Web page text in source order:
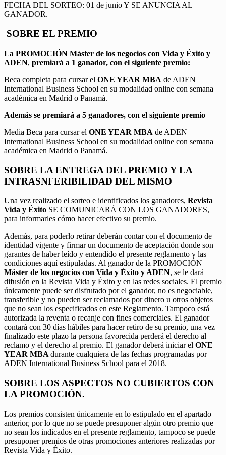
FECHA DEL SORTEO: 01 de junio Y SE ANUNCIA AL
GANADOR.
SOBRE EL PREMIO
La PROMOCIÓN Máster de los negocios con Vida y Éxito y
ADEN, premiará a 1 ganador, con el siguiente premio:
Beca completa para cursar el ONE YEAR MBA de ADEN
International Business School en su modalidad online con semana
académica en Madrid o Panamá.
Además se premiará a 5 ganadores, con el siguiente premio
Media Beca para cursar el ONE YEAR MBA de ADEN
International Business School en su modalidad online con semana
académica en Madrid o Panamá.
SOBRE LA ENTREGA DEL PREMIO Y LA
INTRASNFERIBILIDAD DEL MISMO
Una vez realizado el sorteo e identificados los ganadores, Revista
Vida y Éxito SE COMUNICARÁ CON LOS GANADORES,
para informarles cómo hacer efectivo su premio.
Además, para poderlo retirar deberán contar con el documento de
identidad vigente y firmar un documento de aceptación donde son
garantes de haber leído y entendido el presente reglamento y las
condiciones aquí estipuladas. Al ganador de la PROMOCIÓN
Máster de los negocios con Vida y Éxito y ADEN, se le dará
difusión en la Revista Vida y Éxito y en las redes sociales. El premio
únicamente puede ser disfrutado por el ganador, no es negociable,
transferible y no pueden ser reclamados por dinero u otros objetos
que no sean los especificados en este Reglamento. Tampoco está
autorizada la reventa o recanje con fines comerciales. El ganador
contará con 30 días hábiles para hacer retiro de su premio, una vez
finalizado este plazo la persona favorecida perderá el derecho al
reclamo y el derecho al premio. El ganador deberá iniciar el ONE
YEAR MBA durante cualquiera de las fechas programadas por
ADEN International Business School para el 2018.
SOBRE LOS ASPECTOS NO CUBIERTOS CON
LA PROMOCIÓN.
Los premios consisten únicamente en lo estipulado en el apartado
anterior, por lo que no se puede presuponer algún otro premio que
no sean los indicados en el presente reglamento, tampoco se puede
presuponer premios de otras promociones anteriores realizadas por
Revista Vida y Éxito.